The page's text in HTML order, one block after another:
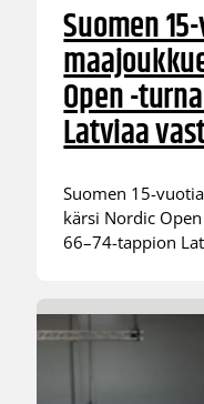
Suomen
Open -
Latviaa
Suomen 15-
kärsi Nordic
66–74-tappion